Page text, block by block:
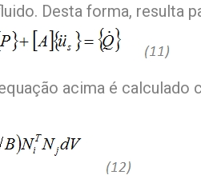
Desta forma, resulta
acima é calculado